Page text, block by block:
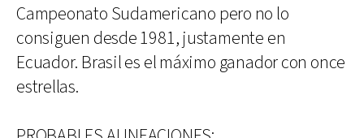
Campeonato Sudamericano pero no lo
consiguen desde 1981, justamente en
Ecuador. Brasil es el máximo ganador con once
estrellas.